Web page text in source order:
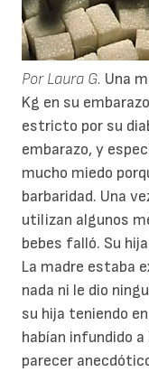
Por Laura G. Una
Kg en su
estricto por su
embarazo, y
mucho miedo
barbaridad. Una
utilizan algunos
bebes falló. Su
La madre estaba
nada ni le dio
su hija teniendo
habían infundido a
parecer